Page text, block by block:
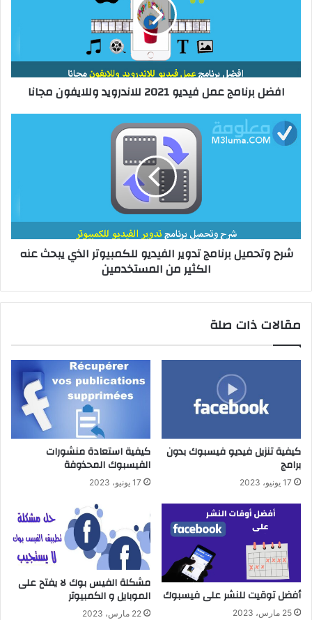
و
ي
ب
افضل برنامج عمل فيديو 2021 للاندرويد وللايفون مجانا
شرح وتحميل برنامج تدوير الفيديو للكمبيوتر الذي يبحث عنه
الكثير من المستخدمين
مقالات ذات صلة
كيفية تنزيل فيديو فيسبوك بدون
برامج
17 يونيو، 2023
كيفية استعادة منشورات
الفيسبوك المحذوفة
17 يونيو، 2023
أفضل توقيت للنشر على فيسبوك
25 مارس، 2023
مشكلة الفيس بوك لا يفتح على
الموبايل و الكمبيوتر
22 مارس، 2023